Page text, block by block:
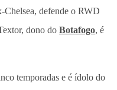
defende o RWD
dono do Botafogo, é
temporadas e é ídolo do